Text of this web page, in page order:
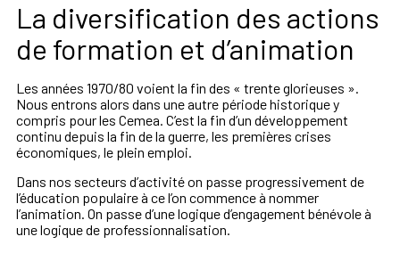
La diversification des actions
de formation et d’animation
Les années 1970/80 voient la fin des « trente glorieuses ».
Nous entrons alors dans une autre période historique y
compris pour les Cemea. C’est la fin d’un développement
continu depuis la fin de la guerre, les premières crises
économiques, le plein emploi.
Dans nos secteurs d’activité on passe progressivement de
l’éducation populaire à ce l’on commence à nommer
l’animation. On passe d’une logique d’engagement bénévole à
une logique de professionnalisation.